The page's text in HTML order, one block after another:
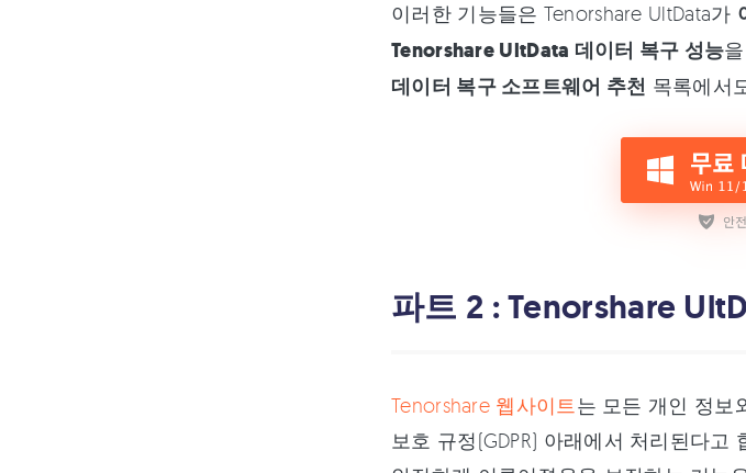
이러한 기능들은 Tenorshare UltData가
Tenorshare UltData 데이터 복구 성능
데이터 복구 소프트웨어 추천 목록에서
파트 2 : Tenorshare
Tenorshare 웹사이트 는 모든 개인 정보
보호 규정(GDPR) 아래에서 처리된다